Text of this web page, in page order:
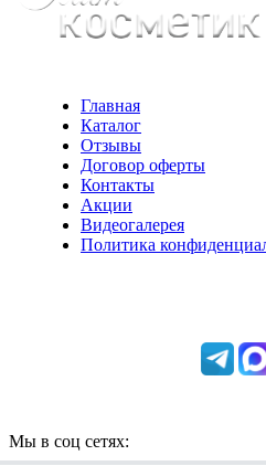
Главная
Каталог
Отзывы
Договор оферты
Контакты
Акции
Видеогалерея
Политика
Мы в соц сетях: